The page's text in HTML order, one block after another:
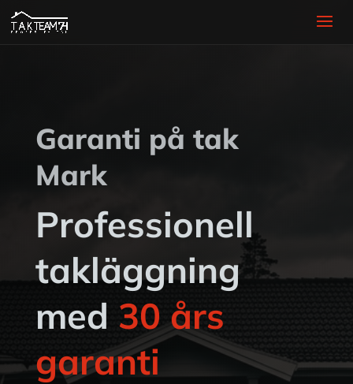
Garanti på tak
Mark
Professionell
takläggning
med 30 års
garanti